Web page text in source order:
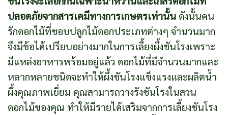
ปลอดภัยจากสารเคมีทางการเกษตรเท่านั้น ดังนั้นคน
รักดอกไม้ที่ชอบปลูกไม้ดอกประเภทต่างๆ จำนวนมาก
จึงมีข้อได้เปรียบอย่างมากในการเลี้ยงผึ้งชันโรงเพราะ
มีแหล่งอาหารพร้อมอยู่แล้ว ดอกไม้ที่มีจำนวนมากและ
หลากหลายชนิดจะทำให้ผึ้งชันโรงแข็งแรงและผลิตน้ำ
ผึ้งคุณภาพเยี่ยม คุณสามารถวางรังชันโรงในสวน
ดอกไม้ของคุณ ทำให้มีรายได้เสริมจากการเลี้ยงชันโรง